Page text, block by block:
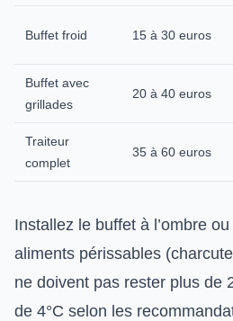
Buffet froid 15 à 30 euros
Buffet avec
grillades
20 à 40 euros
Traiteur
complet
35 à 60 euros
Installez le buffet à l’ombre
aliments périssables
ne doivent pas rester plus de
de 4°C selon les